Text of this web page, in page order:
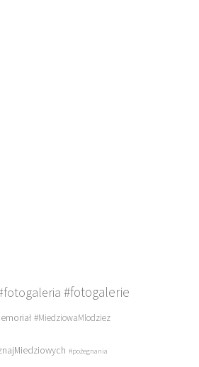
#fotogalerie
#MiedziowaMlodziez
#pożegnania